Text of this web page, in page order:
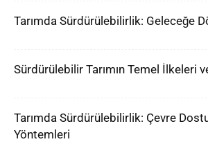
Tarımda Sürdürülebilirlik: Geleceğe
Sürdürülebilir Tarımın Temel İlkeleri
Tarımda Sürdürülebilirlik: Çevre
Yöntemleri